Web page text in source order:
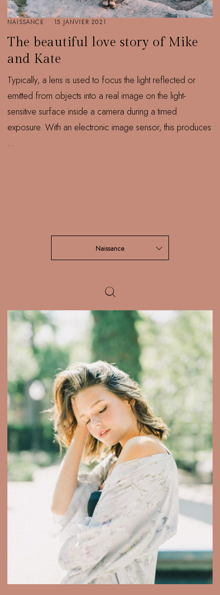
NAISSANCE 15 JANVIER 2021
The beautiful love story of Mike
and Kate
Typically, a lens is used to focus the light reflected or
emitted from objects into a real image on the light-
sensitive surface inside a camera during a timed
exposure. With an electronic image sensor, this produces
...
Naissance